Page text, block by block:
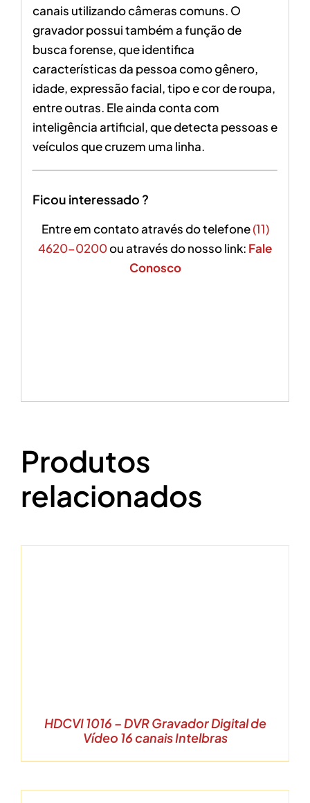
canais utilizando câmeras comuns. O
gravador possui também a função de
busca forense, que identifica
características da pessoa como gênero,
idade, expressão facial, tipo e cor de roupa,
entre outras. Ele ainda conta com
inteligência artificial, que detecta pessoas e
veículos que cruzem uma linha.
Ficou interessado ?
Entre em contato através do telefone(11)
4620-0200ou através do nosso link: Fale
Conosco
Produtos
relacionados
HDCVI 1016 – DVR Gravador Digital de
Vídeo 16 canais Intelbras